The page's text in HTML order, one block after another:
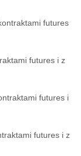
futures
futures i z
futures i
futures i z